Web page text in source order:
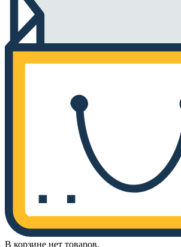
В корзине нет товаров.